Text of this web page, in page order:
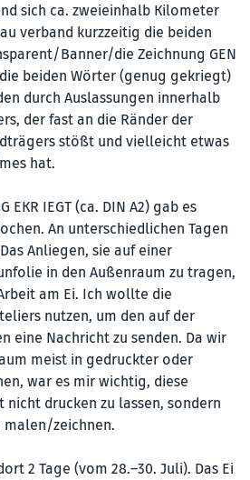
sich ca. zweieinhalb Kilometer
verband kurzzeitig die beiden
Banner/die Zeichnung GEN
die beiden Wörter (genug gekriegt)
durch Auslassungen innerhalb
der fast an die Ränder der
stößt und vielleicht etwas
hat.
EKR IEGT (ca. DIN A2) gab es
An unterschiedlichen Tagen
Anliegen, sie auf einer
in den Au­ßen­raum zu tragen,
am Ei. Ich wollte die
nutzen, um den auf der
eine Nachricht zu senden. Da wir
meist in gedruckter oder
war es mir wichtig, diese
drucken zu lassen, sondern
malen/zeichnen.
2 Tage (vom 28.–30. Juli). Das Ei